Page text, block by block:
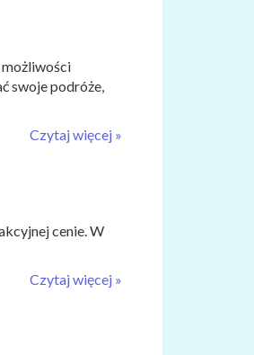
swoje podróże,
Czytaj więcej »
cenie. W
Czytaj więcej »